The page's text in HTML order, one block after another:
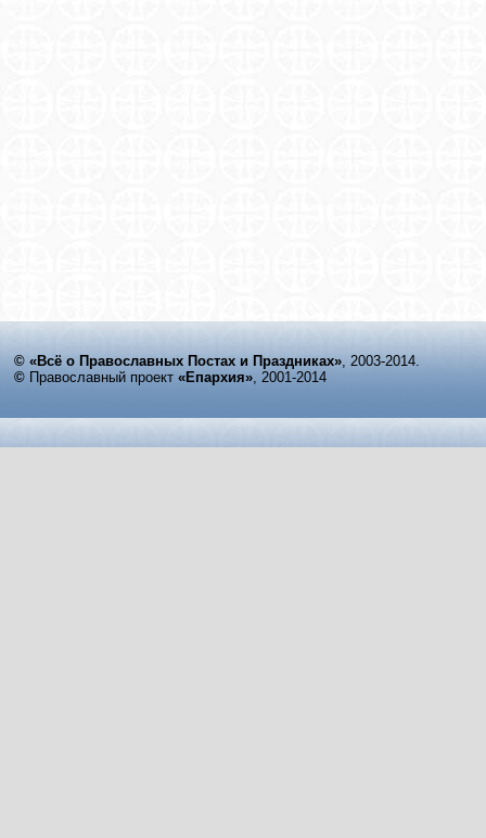
© «Всё о Православных Постах и Праздниках», 2003-2014.
© Православный проект «Епархия», 2001-2014